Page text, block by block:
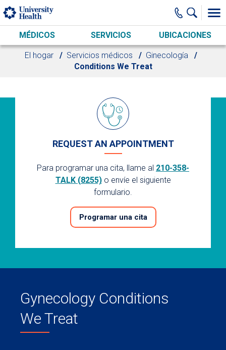
Skip to main content
MÉDICOS SERVICIOS UBICACIONES
El hogar Servicios médicos
Ginecología
Conditions We Treat
REQUEST AN APPOINTMENT
Para programar una cita, llame al 210-358-
TALK (8255)o envíe el siguiente
formulario.
Programar una cita
Gynecology Conditions
We Treat